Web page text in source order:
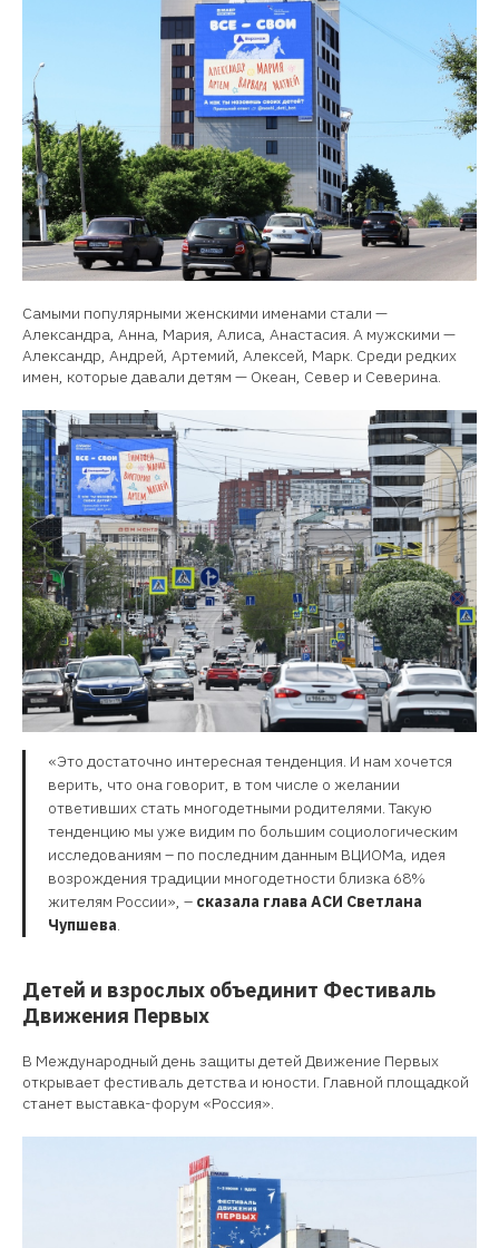
Самыми популярными женскими именами стали —
Александра, Анна, Мария, Алиса, Анастасия. А мужскими —
Александр, Андрей, Артемий, Алексей, Марк. Среди редких
имен, которые давали детям — Океан, Север и Северина.
«Это достаточно интересная тенденция. И нам хочется
верить, что она говорит, в том числе о желании
ответивших стать многодетными родителями. Такую
тенденцию мы уже видим по большим социологическим
исследованиям – по последним данным ВЦИОМа, идея
возрождения традиции многодетности близка 68%
жителям России», – сказала глава АСИ Светлана
Чупшева.
Детей и взрослых объединит Фестиваль
Движения Первых
В Международный день защиты детей Движение Первых
открывает фестиваль детства и юности. Главной площадкой
станет выставка-форум «Россия».